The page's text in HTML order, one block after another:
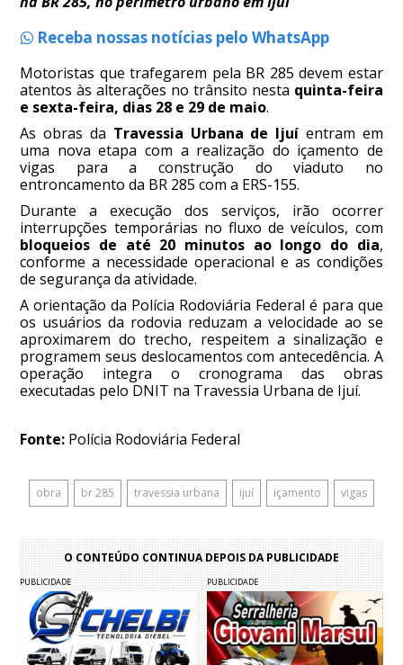
Receba nossas notícias pelo WhatsApp
Motoristas que trafegarem pela BR 285 devem estar
atentos às alterações no trânsito nesta quinta-feira
e sexta-feira, dias 28 e 29 de maio.
As obras da Travessia Urbana de Ijuí entram em
uma nova etapa com a realização do içamento de
vigas para a construção do viaduto no
entroncamento da BR 285 com a ERS-155.
Durante a execução dos serviços, irão ocorrer
interrupções temporárias no fluxo de veículos, com
bloqueios de até 20 minutos ao longo do dia,
conforme a necessidade operacional e as condições
de segurança da atividade.
A orientação da Polícia Rodoviária Federal é para que
os usuários da rodovia reduzam a velocidade ao se
aproximarem do trecho, respeitem a sinalização e
programem seus deslocamentos com antecedência. A
operação integra o cronograma das obras
executadas pelo DNIT na Travessia Urbana de Ijuí.
Fonte: Polícia Rodoviária Federal
obra br 285 travessia urbana ijuí içamento vigas
O CONTEÚDO CONTINUA DEPOIS DA PUBLICIDADE
PUBLICIDADE PUBLICIDADE